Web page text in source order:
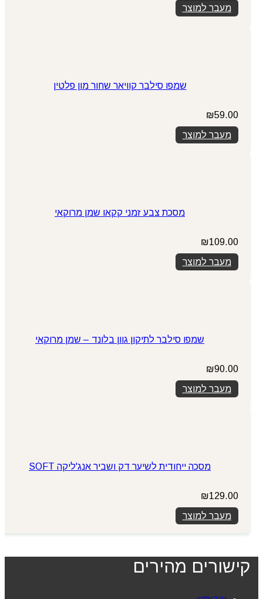
מעבר למוצר
שמפו סילבר קוויאר שחור מון פלטין
₪59.00
מעבר למוצר
מסכת צבע זמני קקאו שמן מרוקאי
₪109.00
מעבר למוצר
שמפו סילבר לתיקון גוון בלונד – שמן מרוקאי
₪90.00
מעבר למוצר
מסכה ייחודית לשיער דק ושביר אנג'ליקה SOFT
₪129.00
מעבר למוצר
קישורים מהירים